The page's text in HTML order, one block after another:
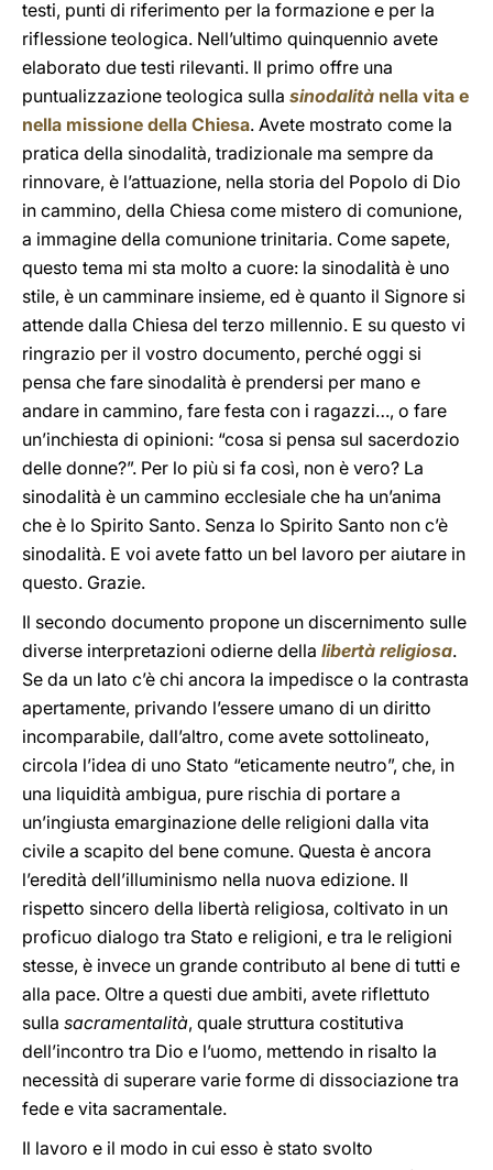
testi, punti di riferimento per la formazione e per la
riflessione teologica. Nell’ultimo quinquennio avete
elaborato due testi rilevanti. Il primo offre una
puntualizzazione teologica sulla sinodalità nella vita e
nella missione della Chiesa. Avete mostrato come la
pratica della sinodalità, tradizionale ma sempre da
rinnovare, è l’attuazione, nella storia del Popolo di Dio
in cammino, della Chiesa come mistero di comunione,
a immagine della comunione trinitaria. Come sapete,
questo tema mi sta molto a cuore: la sinodalità è uno
stile, è un camminare insieme, ed è quanto il Signore si
attende dalla Chiesa del terzo millennio. E su questo vi
ringrazio per il vostro documento, perché oggi si
pensa che fare sinodalità è prendersi per mano e
andare in cammino, fare festa con i ragazzi…, o fare
un’inchiesta di opinioni: “cosa si pensa sul sacerdozio
delle donne?”. Per lo più si fa così, non è vero? La
sinodalità è un cammino ecclesiale che ha un’anima
che è lo Spirito Santo. Senza lo Spirito Santo non c’è
sinodalità. E voi avete fatto un bel lavoro per aiutare in
questo. Grazie.
Il secondo documento propone un discernimento sulle
diverse interpretazioni odierne della libertà religiosa.
Se da un lato c’è chi ancora la impedisce o la contrasta
apertamente, privando l’essere umano di un diritto
incomparabile, dall’altro, come avete sottolineato,
circola l’idea di uno Stato “eticamente neutro”, che, in
una liquidità ambigua, pure rischia di portare a
un’ingiusta emarginazione delle religioni dalla vita
civile a scapito del bene comune. Questa è ancora
l’eredità dell’illuminismo nella nuova edizione. Il
rispetto sincero della libertà religiosa, coltivato in un
proficuo dialogo tra Stato e religioni, e tra le religioni
stesse, è invece un grande contributo al bene di tutti e
alla pace. Oltre a questi due ambiti, avete riflettuto
sulla sacramentalità, quale struttura costitutiva
dell’incontro tra Dio e l’uomo, mettendo in risalto la
necessità di superare varie forme di dissociazione tra
fede e vita sacramentale.
Il lavoro e il modo in cui esso è stato svolto